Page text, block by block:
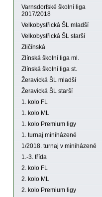
Varnsdorfské školní liga
2017/2018
Velkobystřická ŠL mladší
Velkobystřická ŠL starší
Zličínská
Zlínská školní liga ml.
Zlínská školní liga st.
Žeravická ŠL mladší
Žeravická ŠL starší
1. kolo FL
1. kolo ML
1. kolo Premium ligy
1. turnaj miniházené
1/2018. turnaj v miniházené
1.-3. třída
2. kolo FL
2. kolo ML
2. kolo Premium ligy